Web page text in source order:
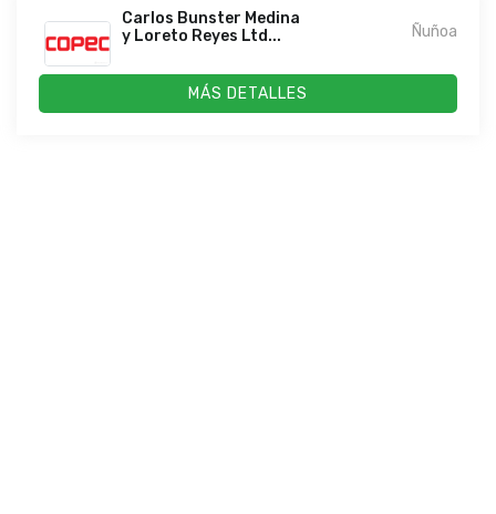
Carlos Bunster Medina
y Loreto Reyes Ltd...
Ñuñoa
MÁS DETALLES